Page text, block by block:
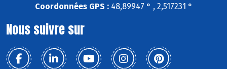
Coordonnées GPS :48,89947 ° , 2,517231 °
Nous suivre sur